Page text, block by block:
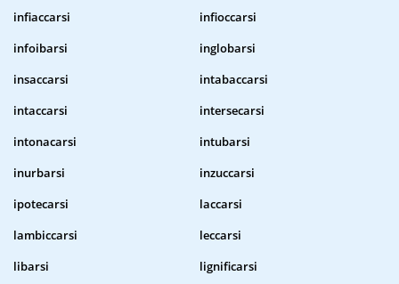
infiaccarsi
infioccarsi
infoibarsi
inglobarsi
insaccarsi
intabaccarsi
intaccarsi
intersecarsi
intonacarsi
intubarsi
inurbarsi
inzuccarsi
ipotecarsi
laccarsi
lambiccarsi
leccarsi
libarsi
lignificarsi